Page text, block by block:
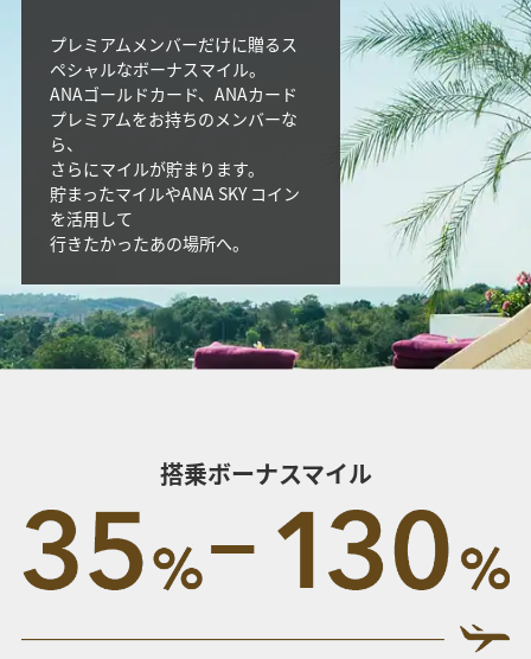
プレミアムメンバーだけに贈るス
ペシャルなボーナスマイル。
ANAゴールドカード、ANAカード
プレミアムをお持ちのメンバーな
ら、
さらにマイルが貯まります。
貯まったマイルやANA SKY コイン
を活用して
行きたかったあの場所へ。
搭乗ボーナスマイル